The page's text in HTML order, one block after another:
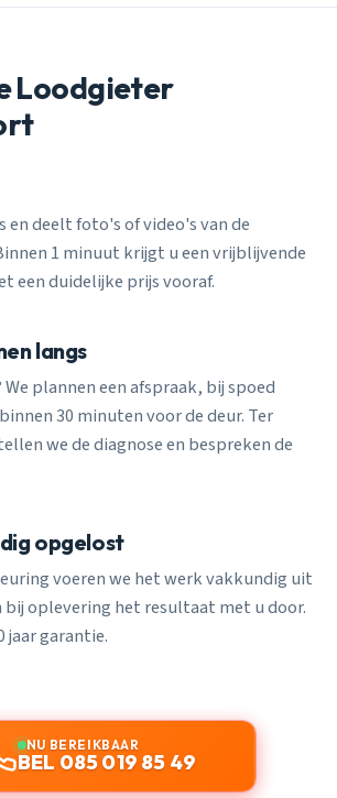
Loodgieter
en deelt foto's of video's van de
1 minuut krijgt u een vrijblijvende
een duidelijke prijs vooraf.
langs
plannen een afspraak, bij spoed
30 minuten voor de deur. Ter
we de diagnose en bespreken de
opgelost
voeren we het werk vakkundig uit
bij oplevering het resultaat met u door.
jaar garantie.
NU BEREIKBAAR
BEL 085 019 85 49